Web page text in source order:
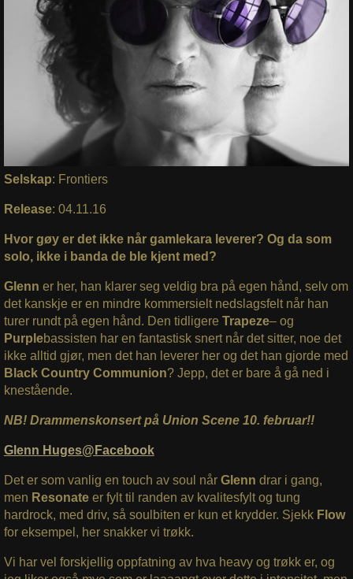
Selskap: Frontiers
Release: 04.11.16
Hvor gøy er det ikke når gamlekara leverer? Og da som
solo, ikke i banda de ble kjent med?
Glenn er her, han klarer seg veldig bra på egen hånd, selv om
det kanskje er en mindre kommersielt nedslagsfelt når han
turer rundt på egen hånd. Den tidligere Trapeze– og
Purplebassisten har en fantastisk snert når det sitter, noe det
ikke alltid gjør, men det han leverer her og det han gjorde med
Black Country Communion? Jepp, det er bare å gå ned i
knestående.
NB! Drammenskonsert på Union Scene 10. februar!!
Glenn Huges@Facebook
Det er som vanlig en touch av soul når Glenn drar i gang,
men Resonate er fylt til randen av kvalitesfylt og tung
hardrock, med driv, så soulbiten er kun et krydder. Sjekk Flow
for eksempel, her snakker vi trøkk.
Vi har vel forskjellig oppfatning av hva heavy og trøkk er, og